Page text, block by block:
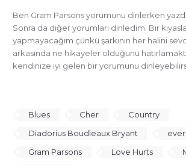
Ben Gram Parsons yorumunu dinlerken
Sonra da diğer yorumları dinledim. Bir
yapmayacağım çünkü şarkının her halini
arkasında ne hikayeler olduğunu
kendinize iyi gelen bir yorumunu
Blues Cher
Country
Diadorius Boudleaux Bryant
Gram Parsons
Love Hurts